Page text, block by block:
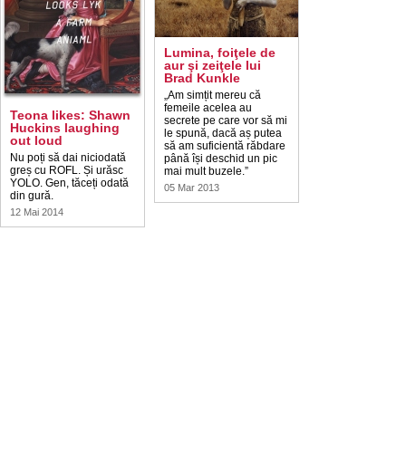
Teona likes: Shawn
Huckins laughing
out loud
Nu poți să dai niciodată
greș cu ROFL. Și urăsc
YOLO. Gen, tăceți odată
din gură.
12 Mai 2014
Lumina, foiţele de
aur şi zeiţele lui
Brad Kunkle
„Am simțit mereu că
femeile acelea au
secrete pe care vor să mi
le spună, dacă aș putea
să am suficientă răbdare
până își deschid un pic
mai mult buzele.”
05 Mar 2013